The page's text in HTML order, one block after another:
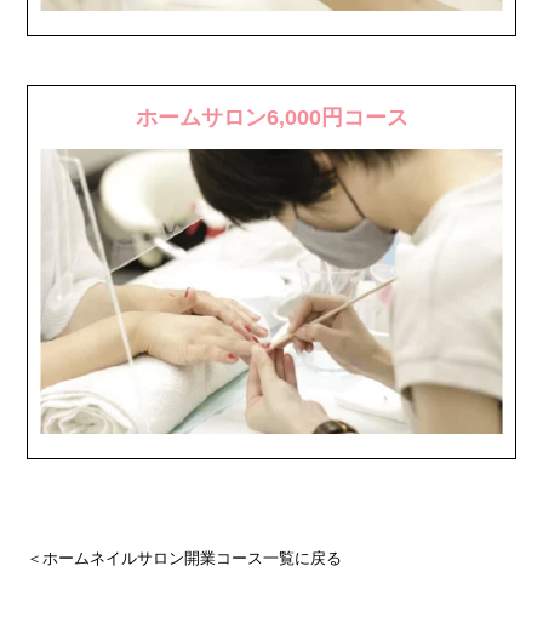
ホームサロン6,000円コース
＜ホームネイルサロン開業コース一覧に戻る